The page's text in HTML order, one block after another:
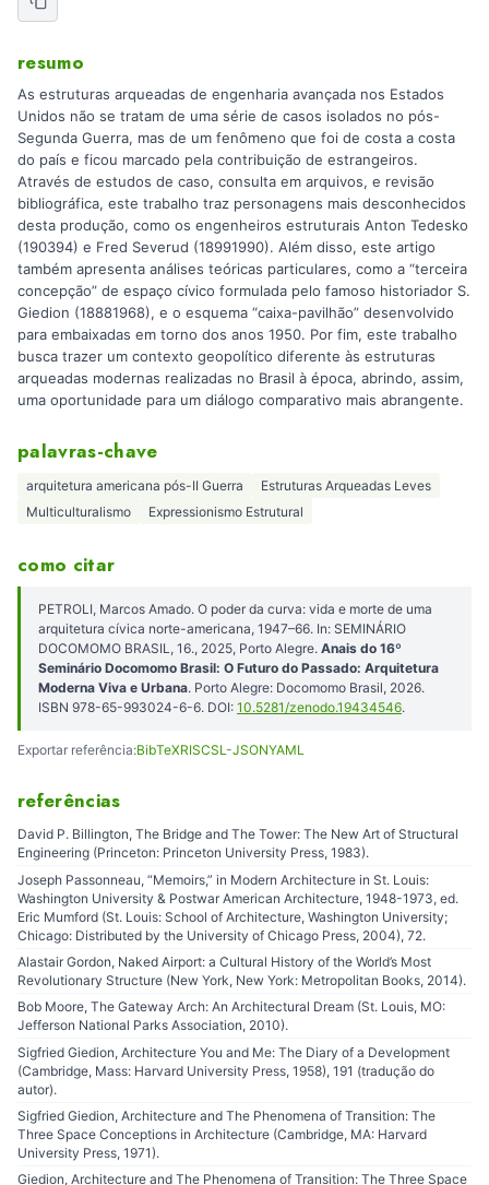
resumo
As estruturas arqueadas de engenharia avançada nos Estados
Unidos não se tratam de uma série de casos isolados no pós-
Segunda Guerra, mas de um fenômeno que foi de costa a costa
do país e ficou marcado pela contribuição de estrangeiros.
Através de estudos de caso, consulta em arquivos, e revisão
bibliográfica, este trabalho traz personagens mais desconhecidos
desta produção, como os engenheiros estruturais Anton Tedesko
(190394) e Fred Severud (18991990). Além disso, este artigo
também apresenta análises teóricas particulares, como a “terceira
concepção” de espaço cívico formulada pelo famoso historiador S.
Giedion (18881968), e o esquema “caixa-pavilhão” desenvolvido
para embaixadas em torno dos anos 1950. Por fim, este trabalho
busca trazer um contexto geopolítico diferente às estruturas
arqueadas modernas realizadas no Brasil à época, abrindo, assim,
uma oportunidade para um diálogo comparativo mais abrangente.
palavras-chave
arquitetura americana pós-II Guerra
Estruturas Arqueadas Leves
Multiculturalismo
Expressionismo Estrutural
como citar
PETROLI, Marcos Amado. O poder da curva: vida e morte de uma
arquitetura cívica norte-americana, 1947–66. In: SEMINÁRIO
DOCOMOMO BRASIL, 16., 2025, Porto Alegre. Anais do 16º
Seminário Docomomo Brasil: O Futuro do Passado: Arquitetura
Moderna Viva e Urbana. Porto Alegre: Docomomo Brasil, 2026.
ISBN 978-65-993024-6-6. DOI: 10.5281/zenodo.19434546.
Exportar referência:BibTeXRISCSL-JSONYAML
referências
David P. Billington, The Bridge and The Tower: The New Art of Structural
Engineering (Princeton: Princeton University Press, 1983).
Joseph Passonneau, “Memoirs,” in Modern Architecture in St. Louis:
Washington University & Postwar American Architecture, 1948-1973, ed.
Eric Mumford (St. Louis: School of Architecture, Washington University;
Chicago: Distributed by the University of Chicago Press, 2004), 72.
Alastair Gordon, Naked Airport: a Cultural History of the World’s Most
Revolutionary Structure (New York, New York: Metropolitan Books, 2014).
Bob Moore, The Gateway Arch: An Architectural Dream (St. Louis, MO:
Jefferson National Parks Association, 2010).
Sigfried Giedion, Architecture You and Me: The Diary of a Development
(Cambridge, Mass: Harvard University Press, 1958), 191 (tradução do
autor).
Sigfried Giedion, Architecture and The Phenomena of Transition: The
Three Space Conceptions in Architecture (Cambridge, MA: Harvard
University Press, 1971).
Giedion, Architecture and The Phenomena of Transition: The Three Space